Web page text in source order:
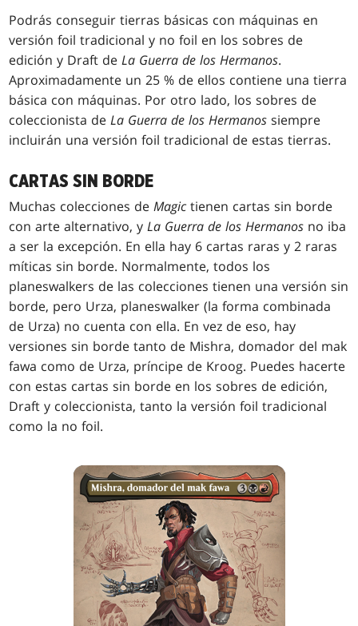
Podrás conseguir tierras básicas con máquinas en
versión foil tradicional y no foil en los sobres de
edición y Draft deLa Guerra de los Hermanos.
Aproximadamente un 25 % de ellos contiene una tierra
básica con máquinas. Por otro lado, los sobres de
coleccionista deLa Guerra de los Hermanos siempre
incluirán una versión foil tradicional de estas tierras.
CARTAS SIN BORDE
Muchas colecciones deMagic tienen cartas sin borde
con arte alternativo, yLa Guerra de los Hermanos no iba
a ser la excepción. En ella hay 6 cartas raras y 2 raras
míticas sin borde. Normalmente, todos los
planeswalkers de las colecciones tienen una versión sin
borde, pero Urza, planeswalker (la forma combinada
de Urza) no cuenta con ella. En vez de eso, hay
versiones sin borde tanto de Mishra, domador del mak
fawa como de Urza, príncipe de Kroog. Puedes hacerte
con estas cartas sin borde en los sobres de edición,
Draft y coleccionista, tanto la versión foil tradicional
como la no foil.